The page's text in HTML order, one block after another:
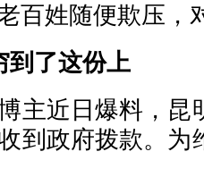
百姓随便欺压，
到了这份上
主近日爆料，昆
到政府拨款。为